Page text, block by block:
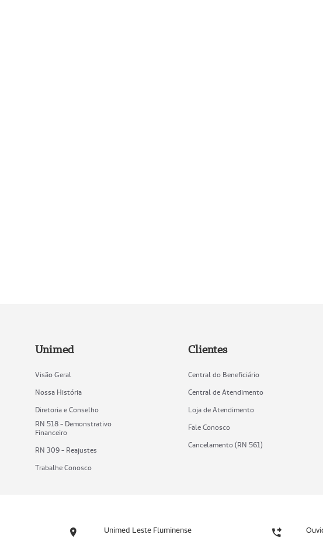
Unimed
Visão Geral
Nossa História
Diretoria e Conselho
RN 518 - Demonstrativo
Financeiro
RN 309 - Reajustes
Trabalhe Conosco
Clientes
Central do Beneficiário
Central de Atendimento
Loja de Atendimento
Fale Conosco
Cancelamento (RN 561)
Unimed Leste Fluminense